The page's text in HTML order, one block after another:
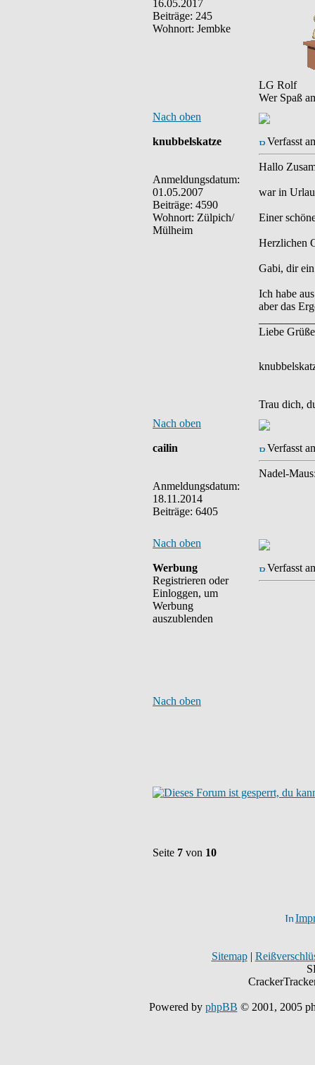
16.05.2017
Beiträge: 245
Wohnort: Jembke
LG Rolf
Wer Spaß
Nach oben
knubbelskatze
Anmeldungsdatum:
01.05.2007
Beiträge: 4590
Wohnort: Zülpich/
Mülheim
Verfasst
Hallo
war in
Einer
Herzlichen
Gabi, dir
Ich habe
aber das
Liebe Grüße
Trau dich,
Nach oben
cailin
Anmeldungsdatum:
18.11.2014
Beiträge: 6405
Verfasst
Nadel-
Nach oben
Werbung
Registrieren oder
Einloggen, um
Werbung
auszublenden
Verfasst
Nach oben
Seite 7 von 10
Sitemap|
Powered by phpBB © 2001, 2005